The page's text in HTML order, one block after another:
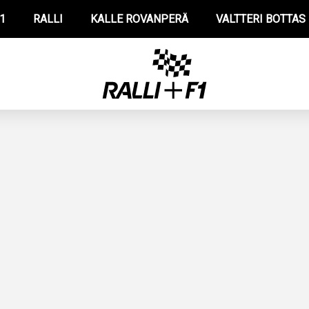
RALLI KALLE ROVANPERÄ VALTTERI BOTTAS